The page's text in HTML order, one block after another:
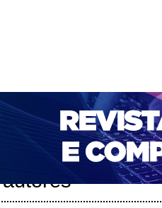
ACESSO CADASTRO
DE REVISTAS DA UNIFACS
NOVA SUBMISSÃO
de autores